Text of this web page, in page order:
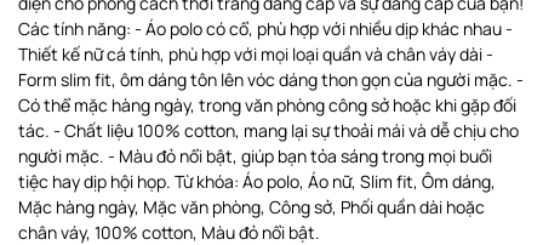
Các tính năng: - Áo polo có cổ, phù hợp với nhiều dịp khác nhau -
Thiết kế nữ cá tính, phù hợp với mọi loại quần và chân váy dài -
Form slim fit, ôm dáng tôn lên vóc dáng thon gọn của người mặc. -
Có thể mặc hàng ngày, trong văn phòng công sở hoặc khi gặp đối
tác. - Chất liệu 100% cotton, mang lại sự thoải mái và dễ chịu cho
người mặc. - Màu đỏ nổi bật, giúp bạn tỏa sáng trong mọi buổi
tiệc hay dịp hội họp. Từ khóa: Áo polo, Áo nữ, Slim fit, Ôm dáng,
Mặc hàng ngày, Mặc văn phòng, Công sở, Phối quần dài hoặc
chân váy, 100% cotton, Màu đỏ nổi bật.